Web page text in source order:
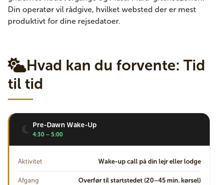
Din operatør vil rådgive, hvilket websted der er mest
produktivt for dine rejsedatoer.
Hvad kan du forvente: Tid
til tid
Pre-Dawn Wake-Up
4:30 – 5:00
Aktivitet Wake-up call på din lejr eller lodge
Afgang Overfør til startstedet (20–45 min. kørsel)